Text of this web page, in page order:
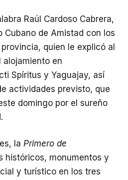
Raúl Cardoso Cabrera,
Cubano de Amistad con los
provincia, quien le explicó al
en
Spíritus y Yaguajay, así
actividades previsto, que
domingo por el sureño
la Primero de
históricos, monumentos y
y turístico en los tres